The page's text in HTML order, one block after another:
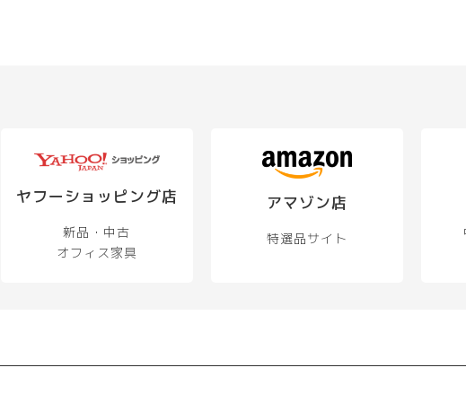
ヤフーショッピング店
新品・中古
オフィス家具
アマゾン店
特選品サイト